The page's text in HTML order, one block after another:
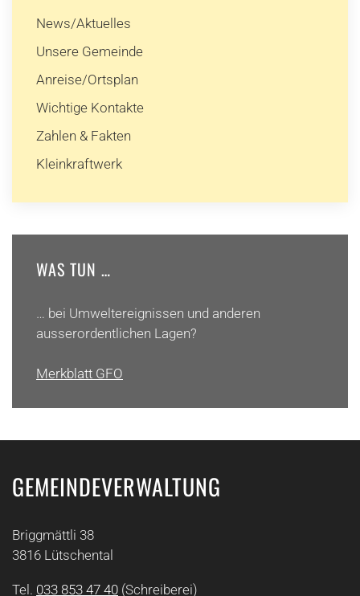
News/Aktuelles
Unsere Gemeinde
Anreise/Ortsplan
Wichtige Kontakte
Zahlen & Fakten
Kleinkraftwerk
WAS TUN …
… bei Umweltereignissen und anderen
ausserordentlichen Lagen?
Merkblatt GFO
GEMEINDEVERWALTUNG
Briggmättli 38
3816 Lütschental
Tel. 033 853 47 40 (Schreiberei)